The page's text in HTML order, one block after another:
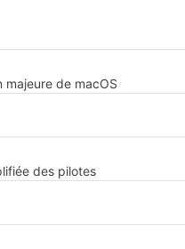
majeure de macOS
des pilotes